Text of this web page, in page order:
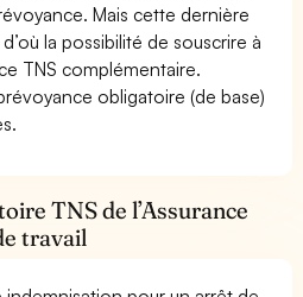
Mais cette dernière
la possibilité de souscrire à
TNS complémentaire.
obligatoire (de base)
TNS de l’Assurance
travail